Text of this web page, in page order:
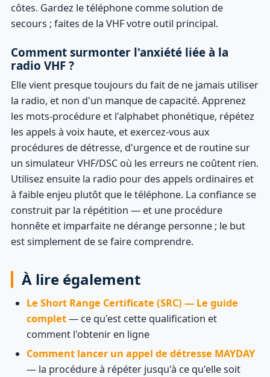
côtes. Gardez le téléphone comme solution de
secours ; faites de la VHF votre outil principal.
Comment surmonter l'anxiété liée à la
radio VHF ?
Elle vient presque toujours du fait de ne jamais utiliser
la radio, et non d'un manque de capacité. Apprenez
les mots-procédure et l'alphabet phonétique, répétez
les appels à voix haute, et exercez-vous aux
procédures de détresse, d'urgence et de routine sur
un simulateur VHF/DSC où les erreurs ne coûtent rien.
Utilisez ensuite la radio pour des appels ordinaires et
à faible enjeu plutôt que le téléphone. La confiance se
construit par la répétition — et une procédure
honnête et imparfaite ne dérange personne ; le but
est simplement de se faire comprendre.
À lire également
Le Short Range Certificate (SRC) — Le guide
complet— ce qu'est cette qualification et
comment l'obtenir en ligne
Comment lancer un appel de détresse MAYDAY
— la procédure à répéter jusqu'à ce qu'elle soit